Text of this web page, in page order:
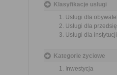
Klasyfikacje usługi
Usługi dla
Usługi dla
Usługi dla
Kategorie życiowe
Inwestycja